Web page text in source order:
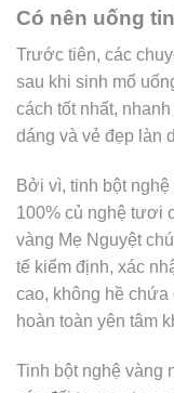
Có nên uống
Trước tiên, các
sau khi sinh mổ
cách tốt nhất,
dáng và vẻ đẹp làn
Bởi vì, tinh bột
100% củ nghệ tươi
vàng Mẹ Nguyệt
tế kiểm định, xác
cao, không hề chứa
hoàn toàn yên tâm
Tinh bột nghệ vàng